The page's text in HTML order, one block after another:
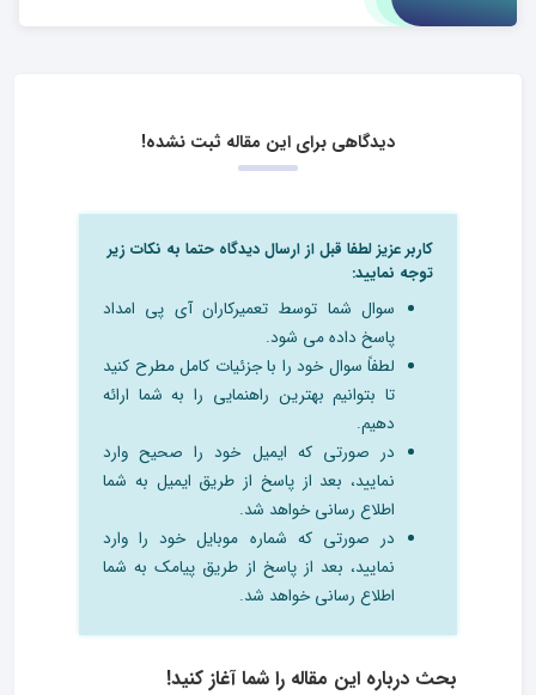
دیدگاهی برای این مقاله ثبت نشده!
کاربر عزیز لطفا قبل از ارسال دیدگاه حتما به نکات زیر
توجه نمایید:
سوال شما توسط تعمیرکاران آی پی امداد
پاسخ داده می شود.
لطفاً سوال خود را با جزئیات کامل مطرح کنید
تا بتوانیم بهترین راهنمایی را به شما ارائه
دهیم.
در صورتی که ایمیل خود را صحیح وارد
نمایید، بعد از پاسخ از طریق ایمیل به شما
اطلاع رسانی خواهد شد.
در صورتی که شماره موبایل خود را وارد
نمایید، بعد از پاسخ از طریق پیامک به شما
اطلاع رسانی خواهد شد.
بحث درباره این مقاله را شما آغاز کنید!